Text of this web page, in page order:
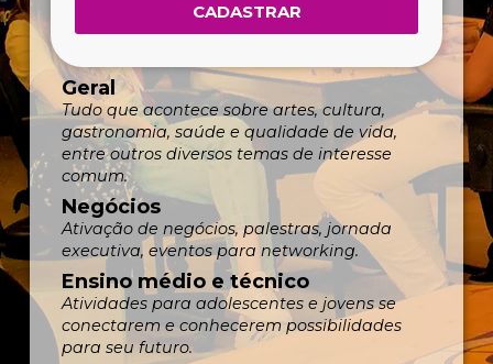
Geral
Tudo que acontece sobre artes, cultura,
gastronomia, saúde e qualidade de vida,
entre outros diversos temas de interesse
comum.
Negócios
Ativação de negócios, palestras, jornada
executiva, eventos para networking.
Ensino médio e técnico
Atividades para adolescentes e jovens se
conectarem e conhecerem possibilidades
para seu futuro.
CADASTRAR